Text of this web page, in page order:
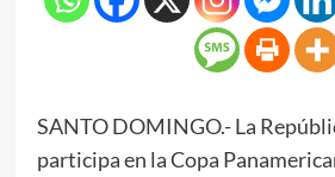
SANTO DOMINGO.- La
participa en la Copa